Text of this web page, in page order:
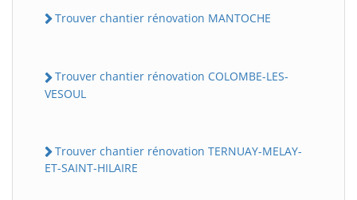
Trouver chantier rénovation MANTOCHE
Trouver chantier rénovation COLOMBE-LES-
VESOUL
Trouver chantier rénovation TERNUAY-MELAY-
ET-SAINT-HILAIRE